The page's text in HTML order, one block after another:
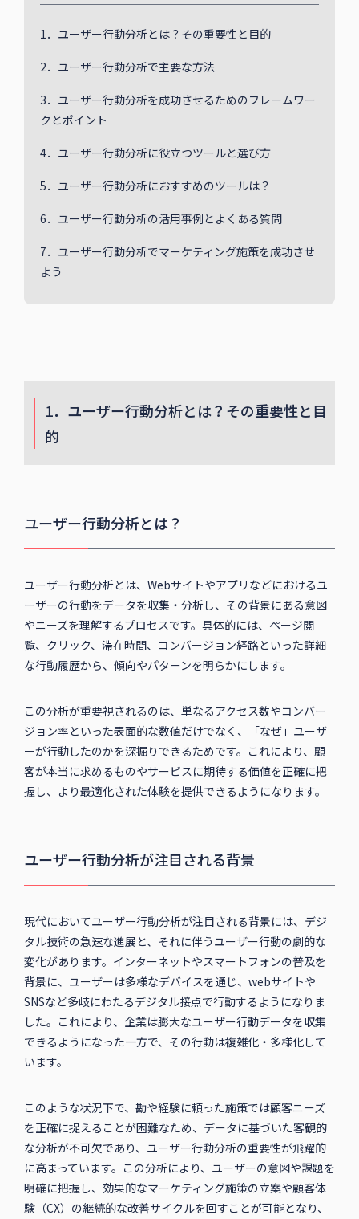
1．ユーザー行動分析とは？その重要性と目的
2．ユーザー行動分析で主要な方法
3．ユーザー行動分析を成功させるためのフレームワー
クとポイント
4．ユーザー行動分析に役立つツールと選び方
5．ユーザー行動分析におすすめのツールは？
6．ユーザー行動分析の活用事例とよくある質問
7．ユーザー行動分析でマーケティング施策を成功させ
よう
1．ユーザー行動分析とは？その重要性と目
的
ユーザー行動分析とは？
ユーザー行動分析とは、Webサイトやアプリなどにおけるユ
ーザーの行動をデータを収集・分析し、その背景にある意図
やニーズを理解するプロセスです。具体的には、ページ閲
覧、クリック、滞在時間、コンバージョン経路といった詳細
な行動履歴から、傾向やパターンを明らかにします。
この分析が重要視されるのは、単なるアクセス数やコンバー
ジョン率といった表面的な数値だけでなく、「なぜ」ユーザ
ーが行動したのかを深掘りできるためです。これにより、顧
客が本当に求めるものやサービスに期待する価値を正確に把
握し、より最適化された体験を提供できるようになります。
ユーザー行動分析が注目される背景
現代においてユーザー行動分析が注目される背景には、デジ
タル技術の急速な進展と、それに伴うユーザー行動の劇的な
変化があります。インターネットやスマートフォンの普及を
背景に、ユーザーは多様なデバイスを通じ、webサイトや
SNSなど多岐にわたるデジタル接点で行動するようになりま
した。これにより、企業は膨大なユーザー行動データを収集
できるようになった一方で、その行動は複雑化・多様化して
います。
このような状況下で、勘や経験に頼った施策では顧客ニーズ
を正確に捉えることが困難なため、データに基づいた客観的
な分析が不可欠であり、ユーザー行動分析の重要性が飛躍的
に高まっています。この分析により、ユーザーの意図や課題を
明確に把握し、効果的なマーケティング施策の立案や顧客体
験（CX）の継続的な改善サイクルを回すことが可能となり、